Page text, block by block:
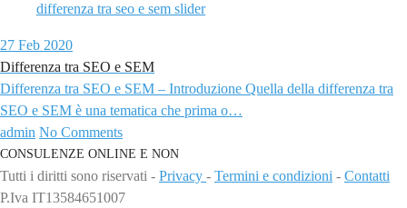
differenza tra seo e sem slider
27 Feb 2020
Differenza tra SEO e SEM
Differenza tra SEO e SEM – Introduzione Quella della differenza tra
SEO e SEM è una tematica che prima o…
admin No Comments
CONSULENZE ONLINE E NON
Tutti i diritti sono riservati - Privacy - Termini e condizioni - Contatti
P.Iva IT13584651007